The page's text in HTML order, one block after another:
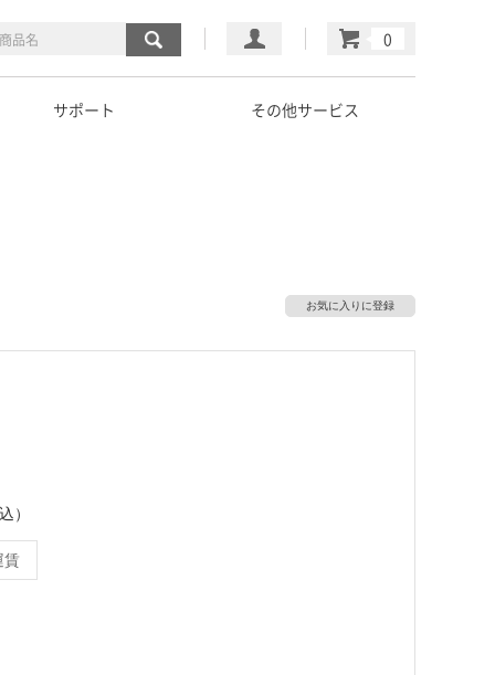
マイページ
カート
サポート その他サービス
お気に入りに登録
）
賃